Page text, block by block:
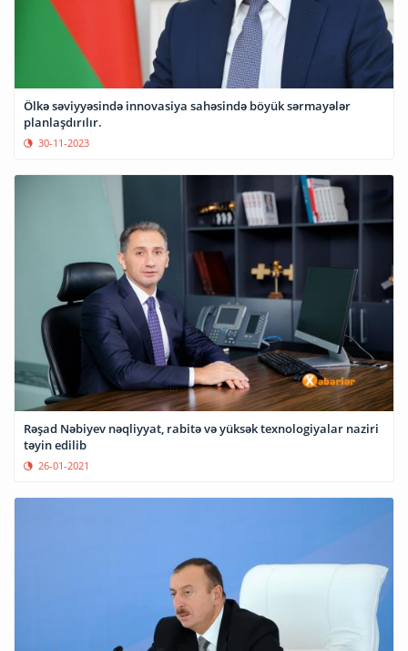
Ölkə səviyyəsində innovasiya sahəsində böyük sərmayələr
planlaşdırılır.
30-11-2023
Rəşad Nəbiyev nəqliyyat, rabitə və yüksək texnologiyalar naziri
təyin edilib
26-01-2021